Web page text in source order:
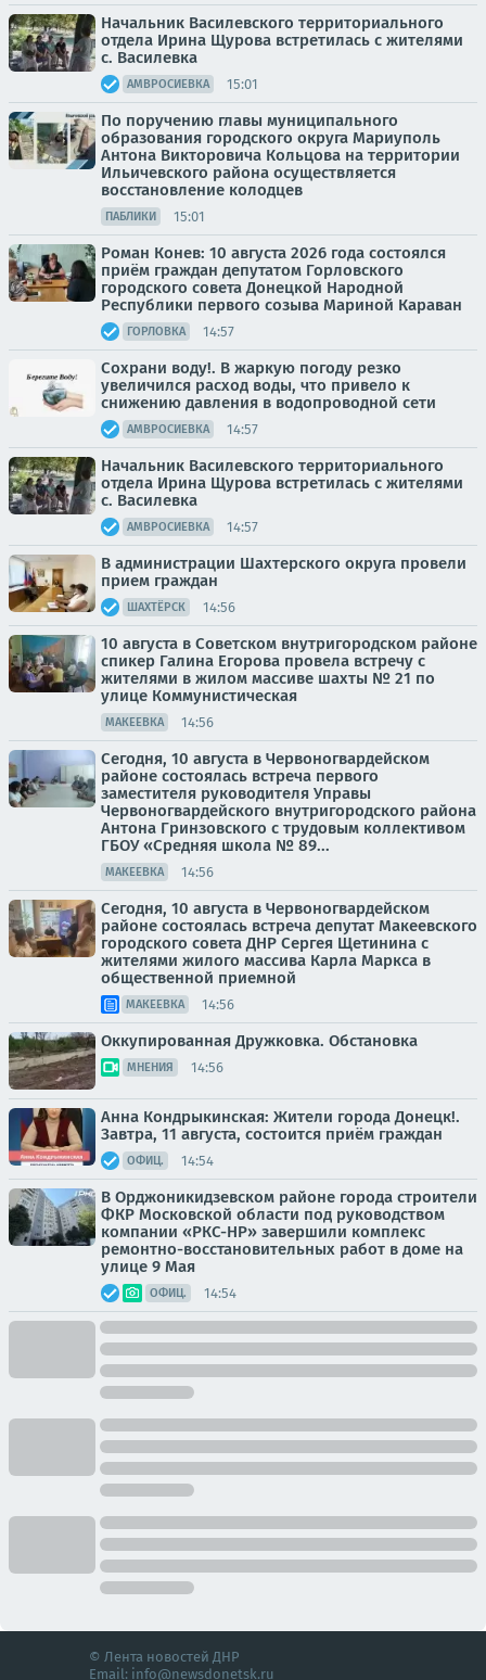
Начальник Василевского территориального
отдела Ирина Щурова встретилась с жителями
с. Василевка
АМВРОСИЕВКА 15:01
По поручению главы муниципального
образования городского округа Мариуполь
Антона Викторовича Кольцова на территории
Ильичевского района осуществляется
восстановление колодцев
ПАБЛИКИ 15:01
Роман Конев: 10 августа 2026 года состоялся
приём граждан депутатом Горловского
городского совета Донецкой Народной
Республики первого созыва Мариной Караван
ГОРЛОВКА 14:57
Сохрани воду!. В жаркую погоду резко
увеличился расход воды, что привело к
снижению давления в водопроводной сети
АМВРОСИЕВКА 14:57
Начальник Василевского территориального
отдела Ирина Щурова встретилась с жителями
с. Василевка
АМВРОСИЕВКА 14:57
В администрации Шахтерского округа провели
прием граждан
ШАХТЁРСК 14:56
10 августа в Советском внутригородском районе
спикер Галина Егорова провела встречу с
жителями в жилом массиве шахты № 21 по
улице Коммунистическая
МАКЕЕВКА 14:56
Сегодня, 10 августа в Червоногвардейском
районе состоялась встреча первого
заместителя руководителя Управы
Червоногвардейского внутригородского района
Антона Гринзовского с трудовым коллективом
ГБОУ «Средняя школа № 89...
МАКЕЕВКА 14:56
Сегодня, 10 августа в Червоногвардейском
районе состоялась встреча депутат Макеевского
городского совета ДНР Сергея Щетинина с
жителями жилого массива Карла Маркса в
общественной приемной
МАКЕЕВКА 14:56
Оккупированная Дружковка. Обстановка
МНЕНИЯ 14:56
Анна Кондрыкинская: Жители города Донецк!.
Завтра, 11 августа, состоится приём граждан
ОФИЦ. 14:54
В Орджоникидзевском районе города строители
ФКР Московской области под руководством
компании «РКС-НР» завершили комплекс
ремонтно-восстановительных работ в доме на
улице 9 Мая
ОФИЦ. 14:54
© Лента новостей ДНР
Email: info@newsdonetsk.ru